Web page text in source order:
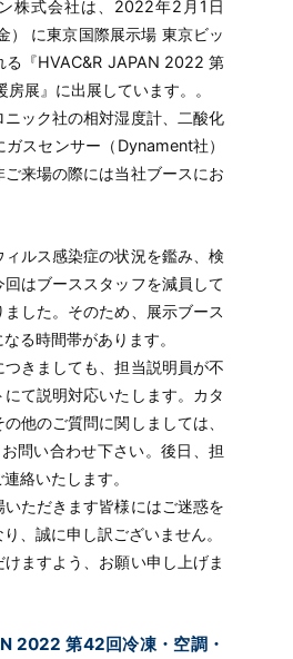
株式会社は、2022年2月1日
） に東京国際展示場 東京ビッ
る『HVAC&R JAPAN 2022 第
展』に出展しています。。
ニック社の相対湿度計、二酸化
スセンサー（Dynament社）
来場の際には当社ブースにお
ルス感染症の状況を鑑み、検
はブーススタッフを減員して
した。そのため、展示ブース
る時間帯があります。
つきましても、担当説明員が不
て説明対応いたします。カタ
他のご質問に関しましては、
問い合わせ下さい。後日、担
絡いたします。
ただきます皆様にはご迷惑を
、誠に申し訳ございません。
ますよう、お願い申し上げま
2022 第42回冷凍・空調・